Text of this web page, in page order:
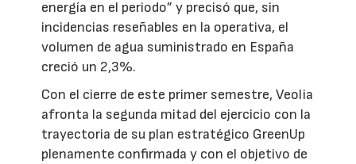
energía en el periodo” y precisó que, sin
incidencias reseñables en la operativa, el
volumen de agua suministrado en España
creció un 2,3%.
Con el cierre de este primer semestre, Veolia
afronta la segunda mitad del ejercicio con la
trayectoria de su plan estratégico GreenUp
plenamente confirmada y con el objetivo de